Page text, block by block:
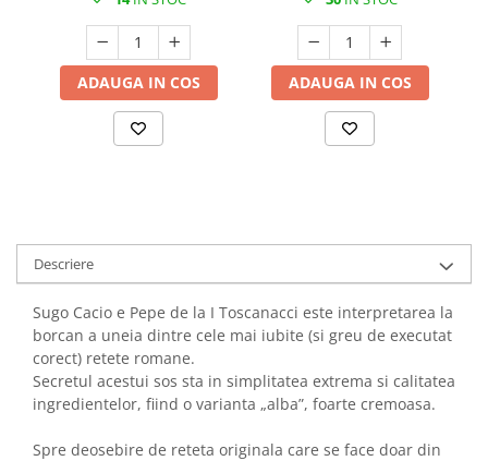
ADAUGA IN COS ADAUGA IN COS
Descriere
Sugo Cacio e Pepe de la I Toscanacci este interpretarea la
borcan a uneia dintre cele mai iubite (si greu de executat
corect) retete romane.
Secretul acestui sos sta in simplitatea extrema si calitatea
ingredientelor, fiind o varianta „alba”, foarte cremoasa.
Spre deosebire de reteta originala care se face doar din